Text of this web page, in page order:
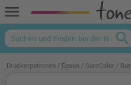
menu
search
Druckerpatronen Epson SureColor